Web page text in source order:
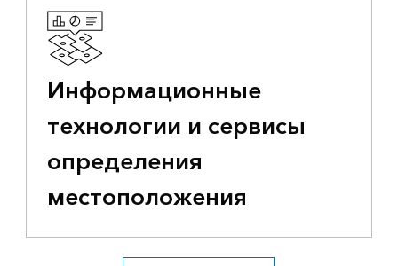
Информационные
технологии и сервисы
определения
местоположения